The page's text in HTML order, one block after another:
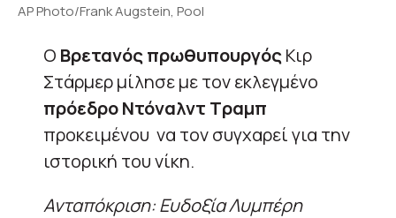
AP Photo/Frank Augstein, Pool
Ο Βρετανός πρωθυπουργόςΚιρ
Στάρμερ μίλησε με τον εκλεγμένο
πρόεδρο Ντόναλντ Τραμπ
προκειμένου να τον συγχαρεί για την
ιστορική του νίκη.
Ανταπόκριση: Ευδοξία Λυμπέρη